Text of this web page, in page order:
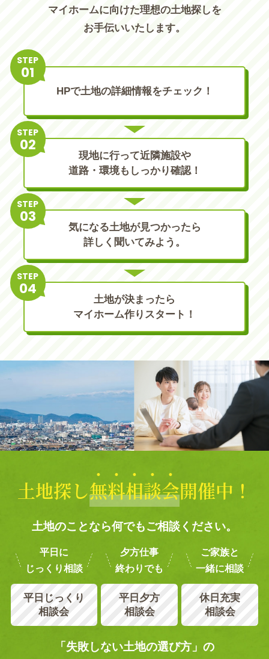
マイホームに向けた理想の土地探しを
お手伝いいたします。
STEP
HPで土地の詳細情報をチェック！
STEP
現地に行って近隣施設や
道路・環境もしっかり確認！
STEP
気になる土地が見つかったら
詳しく聞いてみよう。
STEP
土地が決まったら
マイホーム作りスタート！
土地探し無料相談会開催中！
土地のことなら何でもご相談ください。
平日に
じっくり相談
平日じっくり
相談会
夕方仕事
終わりでも
平日夕方
相談会
ご家族と
一緒に相談
休日充実
相談会
「失敗しない土地の選び方」の